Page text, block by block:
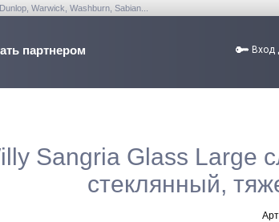
Warwick, Washburn, Sabian...
партнером Вход
Sangria Glass Large
стеклянный,